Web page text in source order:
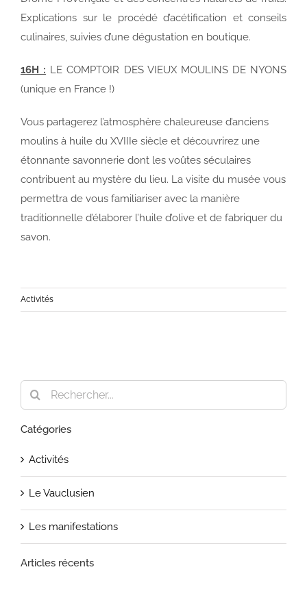
Explications sur le procédé d’acétification et conseils
culinaires, suivies d’une dégustation en boutique.
16H : LE COMPTOIR DES VIEUX MOULINS DE NYONS
(unique en France !)
Vous partagerez l’atmosphère chaleureuse d’anciens
moulins à huile du XVIIIe siècle et découvrirez une
étonnante savonnerie dont les voûtes séculaires
contribuent au mystère du lieu. La visite du musée vous
permettra de vous familiariser avec la manière
traditionnelle d’élaborer l’huile d’olive et de fabriquer du
savon.
Activités
Rechercher:
Catégories
Activités
Le Vauclusien
Les manifestations
Articles récents